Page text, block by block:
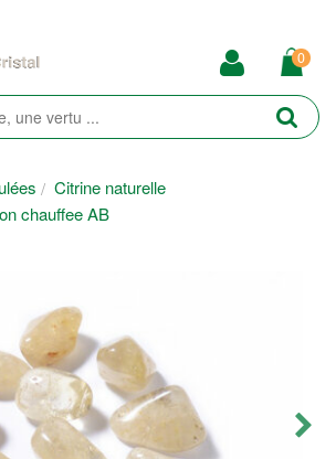
0
Citrine naturelle
chauffee AB